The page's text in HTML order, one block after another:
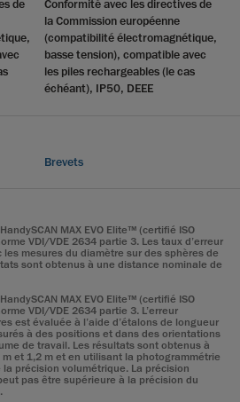
de
Conformité avec les directives de
la Commission européenne
(compatibilité électromagnétique,
basse tension), compatible avec
les piles rechargeables (le cas
échéant), IP50, DEEE
Brevets
MAX EVO Elite™ (certifié ISO
VDI/VDE 2634 partie 3. Les taux d’erreur
mesures du diamètre sur des sphères de
sont obtenus à une distance nominale de
MAX EVO Elite™ (certifié ISO
VDI/VDE 2634 partie 3. L’erreur
est évaluée à l’aide d’étalons de longueur
à des positions et dans des orientations
de travail. Les résultats sont obtenus à
et 1,2 m et en utilisant la photogrammétrie
précision volumétrique. La précision
pas être supérieure à la précision du